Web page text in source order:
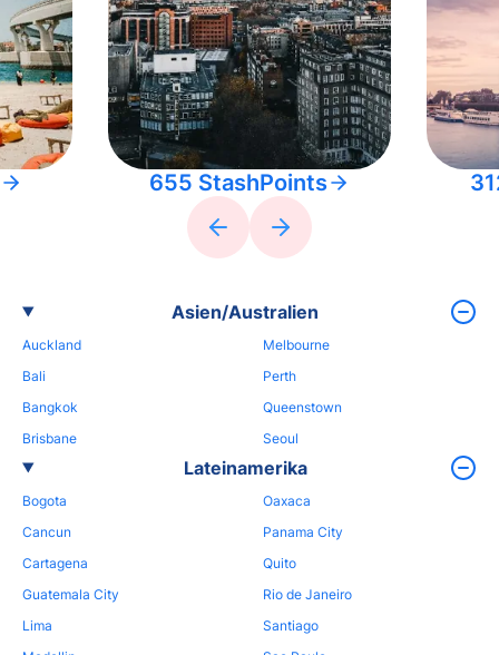
655 StashPoints
Asien/Australien
Auckland
Bali
Bangkok
Brisbane
Melbourne
Perth
Queenstown
Seoul
Lateinamerika
Bogota
Cancun
Cartagena
Guatemala City
Lima
Oaxaca
Panama City
Quito
Rio de Janeiro
Santiago